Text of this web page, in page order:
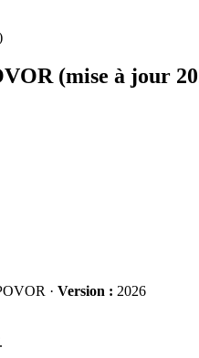
(mise à jour
· Version : 2026